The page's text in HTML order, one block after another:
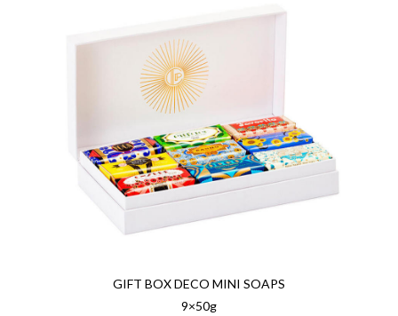
GIFT BOX DECO MINI SOAPS
9×50g